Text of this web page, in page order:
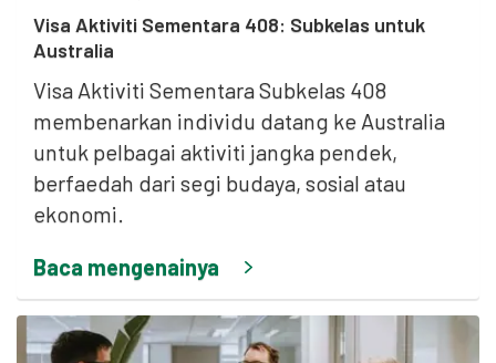
Visa Aktiviti Sementara 408: Subkelas untuk
Australia
Visa Aktiviti Sementara Subkelas 408
membenarkan individu datang ke Australia
untuk pelbagai aktiviti jangka pendek,
berfaedah dari segi budaya, sosial atau
ekonomi.
Baca mengenainya